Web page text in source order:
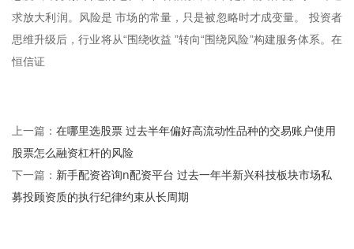
求放大利润。风险是 市场的常量，只是被忽略时才成变量。 投资者
思维升级后，行业将从“围绕收益 ”转向“围绕风险”构建服务体系。在
恒信证
上一篇： 在哪里选股票 过去半年偏好高流动性品种的交易账户使用
股票怎么融资杠杆的风险
下一篇： 新手配资咨询n配资平台 过去一年半新兴科技板块市场私
募投顾资质的执行纪律约束从长周期